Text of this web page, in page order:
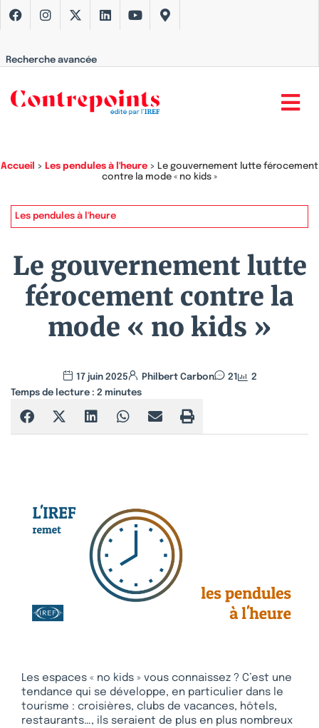
Recherche avancée
Accueil > Les pendules à l'heure > Le gouvernement lutte férocement
contre la mode « no kids »
Les pendules à l'heure
Le gouvernement lutte
férocement contre la
mode « no kids »
17 juin 2025 Philbert Carbon 21
2
Temps de lecture : 2 minutes
Les espaces « no kids » vous connaissez ? C’est une
tendance qui se développe, en particulier dans le
tourisme : croisières, clubs de vacances, hôtels,
restaurants…, ils seraient de plus en plus nombreux